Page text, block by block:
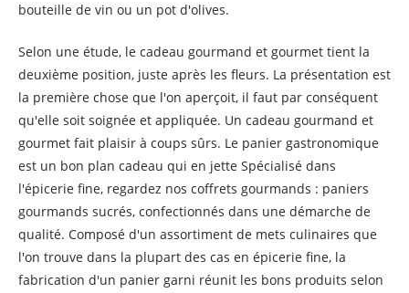
bouteille de vin ou un pot d'olives.
Selon une étude, le cadeau gourmand et gourmet tient la
deuxième position, juste après les fleurs. La présentation est
la première chose que l'on aperçoit, il faut par conséquent
qu'elle soit soignée et appliquée. Un cadeau gourmand et
gourmet fait plaisir à coups sûrs. Le panier gastronomique
est un bon plan cadeau qui en jette Spécialisé dans
l'épicerie fine, regardez nos coffrets gourmands : paniers
gourmands sucrés, confectionnés dans une démarche de
qualité. Composé d'un assortiment de mets culinaires que
l'on trouve dans la plupart des cas en épicerie fine, la
fabrication d'un panier garni réunit les bons produits selon